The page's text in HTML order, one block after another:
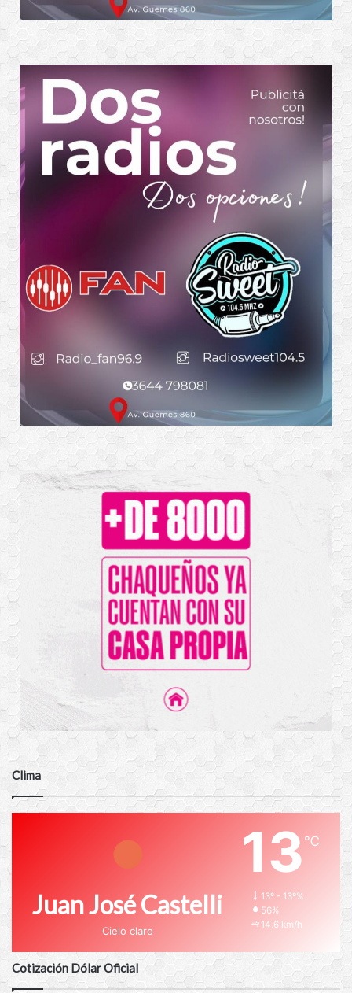
Clima
Juan José Castelli
Cielo claro
13℃
13º - 13º%
56%
14.6 km/h
Cotización Dólar Oficial